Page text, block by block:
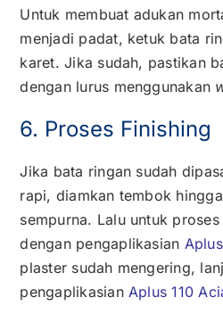
Untuk membuat adukan
menjadi padat, ketuk bata
karet. Jika sudah, pastikan
dengan lurus menggunakan
6. Proses Finishing
Jika bata ringan sudah
rapi, diamkan tembok
sempurna. Lalu untuk
dengan pengaplikasian
plaster sudah mengering,
pengaplikasian Aplus 110